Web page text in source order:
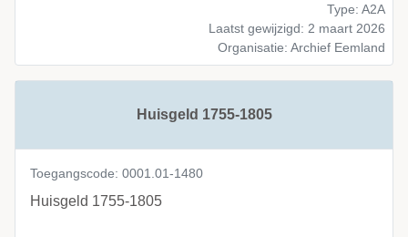
Type: A2A
Laatst gewijzigd: 2 maart 2026
Organisatie: Archief Eemland
Huisgeld 1755-1805
Toegangscode: 0001.01-1480
Huisgeld 1755-1805